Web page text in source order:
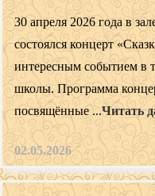
30 апреля 2026 года в
состоялся концерт
интересным событием в
школы. Программа
посвящённые ...Читать
02.05.2026